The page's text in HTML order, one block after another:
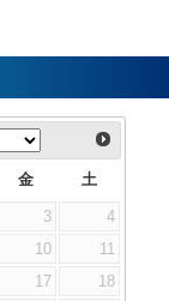
金 土
3
4
10
11
17
18